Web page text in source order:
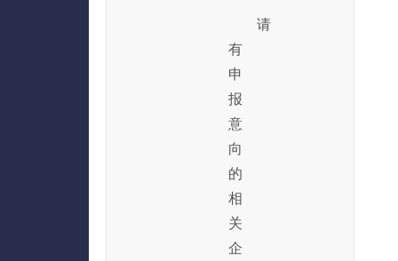
请
有
申
报
意
向
的
相
关
企